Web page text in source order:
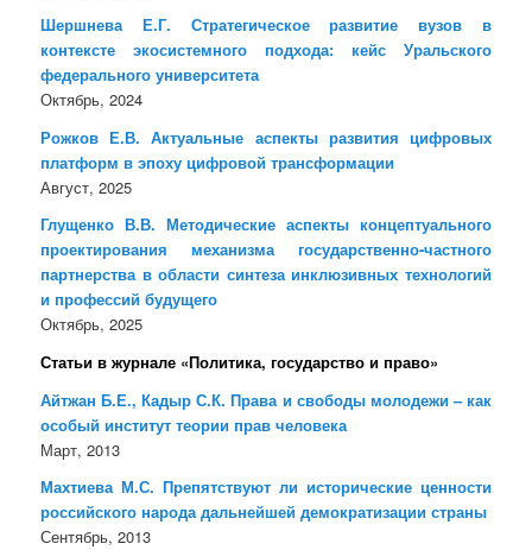
Шершнева Е.Г. Стратегическое развитие вузов в
контексте экосистемного подхода: кейс Уральского
федерального университета
Октябрь, 2024
Рожков Е.В. Актуальные аспекты развития цифровых
платформ в эпоху цифровой трансформации
Август, 2025
Глущенко В.В. Методические аспекты концептуального
проектирования механизма государственно-частного
партнерства в области синтеза инклюзивных технологий
и профессий будущего
Октябрь, 2025
Статьи в журнале «Политика, государство и право»
Айтжан Б.Е., Кадыр С.К. Права и свободы молодежи – как
особый институт теории прав человека
Март, 2013
Махтиева М.С. Препятствуют ли исторические ценности
российского народа дальнейшей демократизации страны
Сентябрь, 2013